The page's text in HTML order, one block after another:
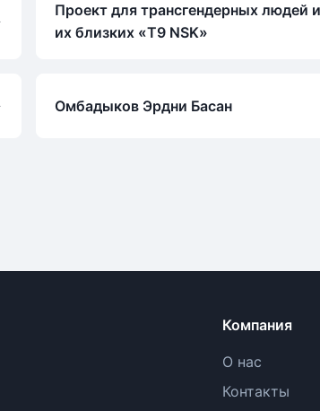
Проект для трансгендерных людей и
их близких «T9 NSK»
Омбадыков Эрдни Басан
Компания
О нас
Контакты